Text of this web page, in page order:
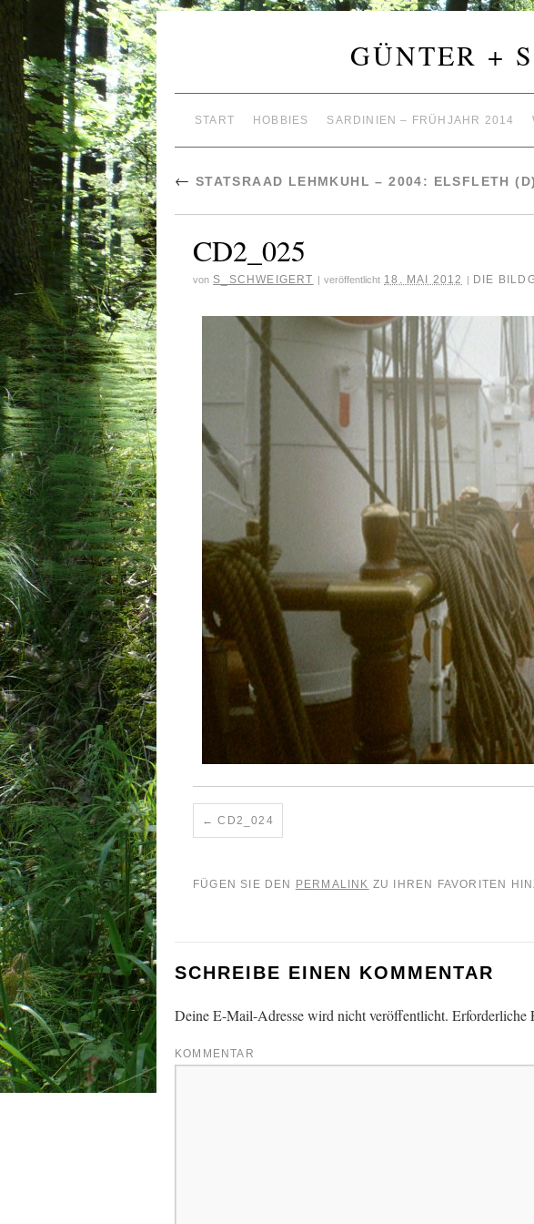
GÜNTER +
START HOBBIES SARDINIEN – FRÜHJAHR 2014
← STATSRAAD LEHMKUHL – 2004: ELSFLETH
CD2_025
von S_SCHWEIGERT | veröffentlicht 18. MAI 2012 | DIE
CD2_024
FÜGEN SIE DEN PERMALINK ZU IHREN FAVORITEN
SCHREIBE EINEN KOMMENTAR
Deine E-Mail-Adresse wird nicht veröffentlicht. Erforderliche
KOMMENTAR